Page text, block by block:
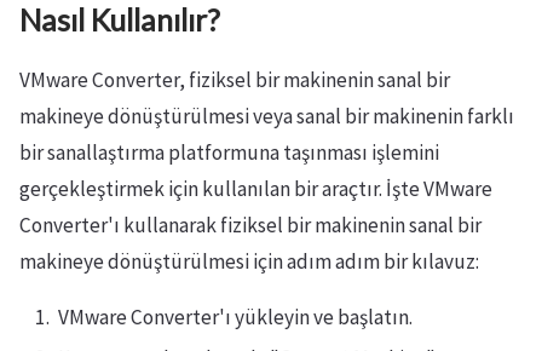
Nasıl Kullanılır?
VMware Converter, fiziksel bir makinenin sanal bir
makineye dönüştürülmesi veya sanal bir makinenin farklı
bir sanallaştırma platformuna taşınması işlemini
gerçekleştirmek için kullanılan bir araçtır. İşte VMware
Converter'ı kullanarak fiziksel bir makinenin sanal bir
makineye dönüştürülmesi için adım adım bir kılavuz:
VMware Converter'ı yükleyin ve başlatın.